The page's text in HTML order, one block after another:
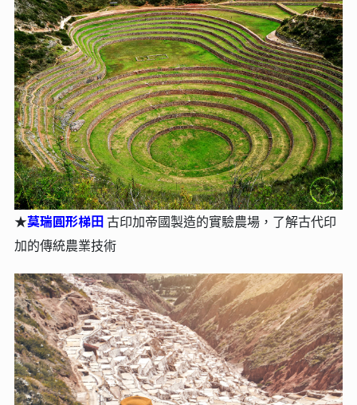
★莫瑞圓形梯⽥ 古印加帝國製造的實驗農場，了解古代印
加的傳統農業技術